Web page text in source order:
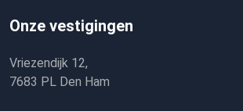
Onze vestigingen
Vriezendijk 12,
7683 PL Den Ham